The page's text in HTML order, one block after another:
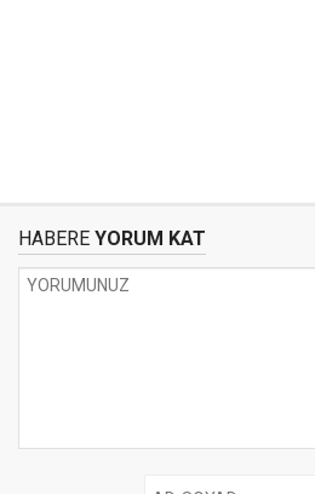
HABERE YORUM KAT